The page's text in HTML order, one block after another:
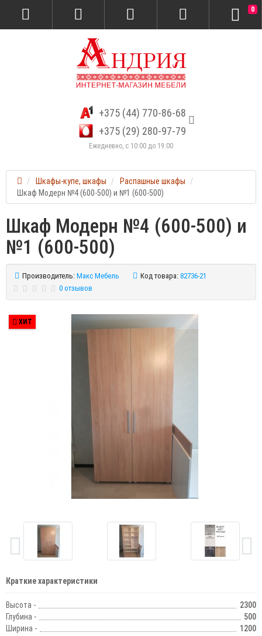
+375 (44) 770-86-68
+375 (29) 280-97-79
Ежедневно, с 10:00 до 19:00
0
Шкафы-купе, шкафы
Распашные шкафы
Шкаф Модерн №4 (600-500) и №1 (600-500)
Шкаф Модерн №4 (600-500) и
№1 (600-500)
Производитель: Макс Мебель Код товара: 82736-21
0 отзывов
ХИТ
Краткие характеристики
Высота -
2300
Глубина -
500
Ширина -
1200